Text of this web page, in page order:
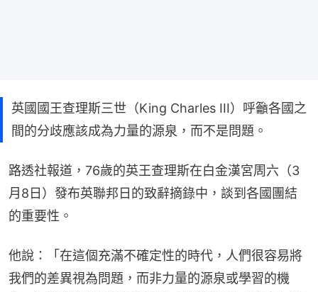
英國國王查理斯三世（King Charles III）呼籲各國之
間的分歧應該成為力量的源泉，而不是問題。
路透社報道，76歲的英王查理斯在白金漢宮周六（3
月8日）發布英聯邦日的致辭摘錄中，談到各國團結
的重要性。
他說：「在這個充滿不確定性的時代，人們很容易將
我們的差異視為問題，而非力量的源泉或學習的機